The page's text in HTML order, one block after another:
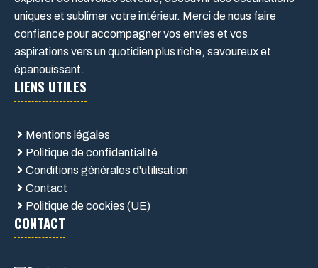
uniques et sublimer votre intérieur. Merci de nous faire
confiance pour accompagner vos envies et vos
aspirations vers un quotidien plus riche, savoureux et
épanouissant.
LIENS UTILES
Mentions légales
Politique de confidentialité
Conditions générales d'utilisation
Contact
Politique de cookies (UE)
CONTACT